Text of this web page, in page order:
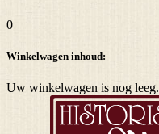
0
Winkelwagen inhoud:
Uw winkelwagen is nog leeg.